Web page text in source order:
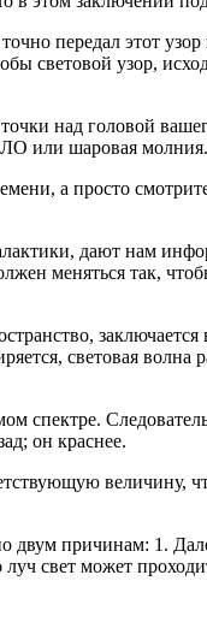
передал этот
световой узор,
над головой
или шаровая молния.
а просто
дают нам
меняться так,
световая
спектре.
он краснее.
величину,
причинам: 1.
свет может